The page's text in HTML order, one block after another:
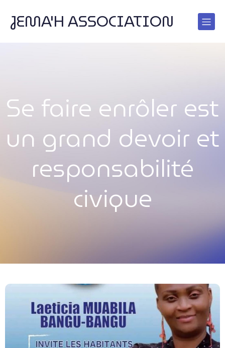
JEMA'H ASSOCIATION
Se faire enrôler est
un grand devoir et
responsabilité
civique